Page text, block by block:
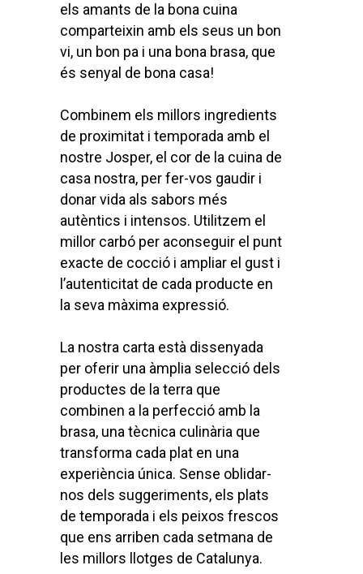
els amants de la bona cuina
comparteixin amb els seus un bon
vi, un bon pa i una bona brasa, que
és senyal de bona casa!
Combinem els millors ingredients
de proximitat i temporada amb el
nostre Josper, el cor de la cuina de
casa nostra, per fer-vos gaudir i
donar vida als sabors més
autèntics i intensos. Utilitzem el
millor carbó per aconseguir el punt
exacte de cocció i ampliar el gust i
l’autenticitat de cada producte en
la seva màxima expressió.
La nostra carta està dissenyada
per oferir una àmplia selecció dels
productes de la terra que
combinen a la perfecció amb la
brasa, una tècnica culinària que
transforma cada plat en una
experiència única. Sense oblidar-
nos dels suggeriments, els plats
de temporada i els peixos frescos
que ens arriben cada setmana de
les millors llotges de Catalunya.